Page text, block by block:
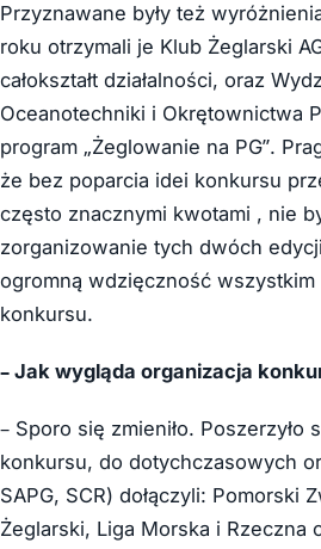
Przyznawane były też
roku otrzymali je Klub Żeglarski
całokształt działalności, oraz
Oceanotechniki i Okrętownictwa
program „Żeglowanie na PG”.
że bez poparcia idei konkursu
często znacznymi kwotami , nie
zorganizowanie tych dwóch
ogromną wdzięczność wszystkim
konkursu.
– Jak wygląda organizacja
– Sporo się zmieniło. Poszerzyło
konkursu, do dotychczasowych
SAPG, SCR) dołączyli: Pomorski
Żeglarski, Liga Morska i Rzeczna